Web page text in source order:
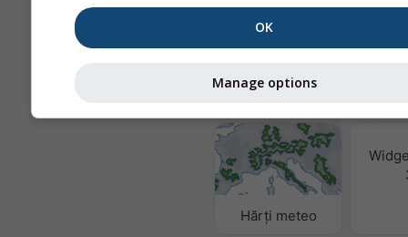
MultiModel
&
Hărți meteo
OK
Manage options